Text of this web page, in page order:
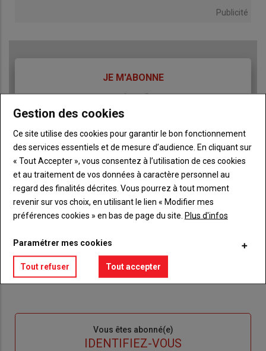
Publicité
JE M'ABONNE
Body A partir de 93€
JE M'ABONNE
à
Accédez à tous les articles du site L'Aurore
Paysanne
Consultez le journal L'Aurore Paysanne au format
numérique, sur tous les supports
newsletter du journal L'Aurore Paysanne
Vous êtes abonné(e)
IDENTIFIEZ-VOUS
Gestion des cookies
Ce site utilise des cookies pour garantir le bon fonctionnement
des services essentiels et de mesure d’audience. En cliquant sur
« Tout Accepter », vous consentez à l’utilisation de ces cookies
et au traitement de vos données à caractère personnel au
regard des finalités décrites. Vous pourrez à tout moment
revenir sur vos choix, en utilisant le lien « Modifier mes
préférences cookies » en bas de page du site. Plus d'infos
Paramétrer mes cookies
Tout refuser Tout accepter